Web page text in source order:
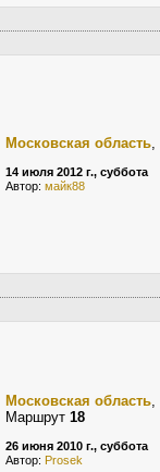
Московская область,
14 июля 2012 г., суббота
Автор: майк88
Московская область,
Маршрут 18
26 июня 2010 г., суббота
Автор: Prosek